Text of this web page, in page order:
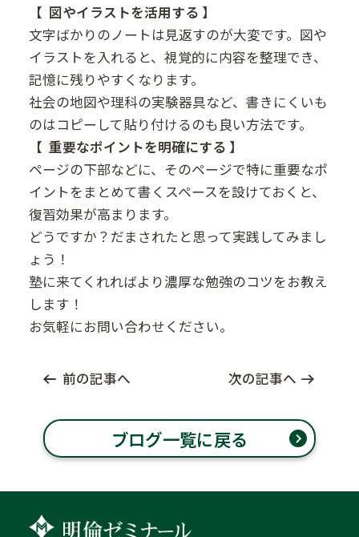
【 図やイラストを活用する 】
文字ばかりのノートは見返すのが大変です。図や
イラストを入れると、視覚的に内容を整理でき、
記憶に残りやすくなります。
社会の地図や理科の実験器具など、書きにくいも
のはコピーして貼り付けるのも良い方法です。
【 重要なポイントを明確にする 】
ページの下部などに、そのページで特に重要なポ
イントをまとめて書くスペースを設けておくと、
復習効果が高まります。
どうですか？だまされたと思って実践してみまし
ょう！
塾に来てくれればより濃厚な勉強のコツをお教え
します！
お気軽にお問い合わせください。
前の記事へ 次の記事へ
ブログ一覧に戻る